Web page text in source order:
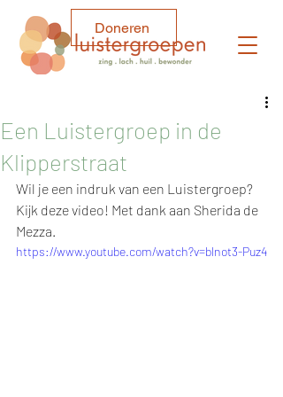
Doneren
Een Luistergroep in de
Klipperstraat
Wil je een indruk van een Luistergroep?
Kijk deze video! Met dank aan Sherida de
Mezza.
https://www.youtube.com/watch?v=blnot3-Puz4